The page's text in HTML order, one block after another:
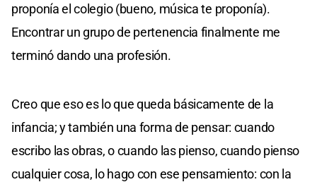
proponía el colegio (bueno, música te proponía).
Encontrar un grupo de pertenencia finalmente me
terminó dando una profesión.
Creo que eso es lo que queda básicamente de la
infancia; y también una forma de pensar: cuando
escribo las obras, o cuando las pienso, cuando pienso
cualquier cosa, lo hago con ese pensamiento: con la